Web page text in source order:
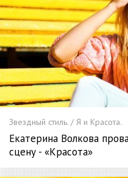
Звездный стиль. / Я и Красота.
Екатерина Волкова
сцену - «Красота»